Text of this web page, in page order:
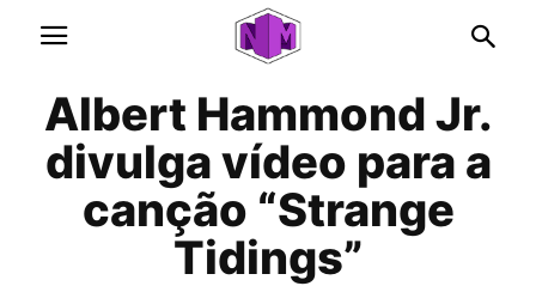
Albert Hammond Jr.
divulga vídeo para a
canção “Strange
Tidings”